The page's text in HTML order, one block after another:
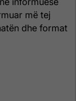
më tej
dhe format